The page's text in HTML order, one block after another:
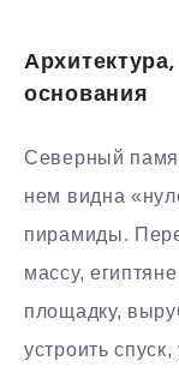
основания
Северный
нем видна
пирамиды.
массу,
площадку,
устроить